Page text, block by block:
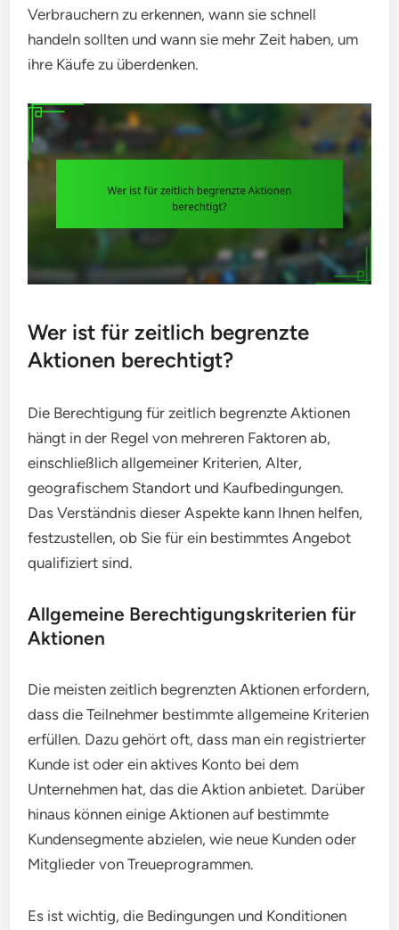
Verbrauchern zu erkennen, wann sie schnell
handeln sollten und wann sie mehr Zeit haben, um
ihre Käufe zu überdenken.
Wer ist für zeitlich begrenzte
Aktionen berechtigt?
Die Berechtigung für zeitlich begrenzte Aktionen
hängt in der Regel von mehreren Faktoren ab,
einschließlich allgemeiner Kriterien, Alter,
geografischem Standort und Kaufbedingungen.
Das Verständnis dieser Aspekte kann Ihnen helfen,
festzustellen, ob Sie für ein bestimmtes Angebot
qualifiziert sind.
Allgemeine Berechtigungskriterien für
Aktionen
Die meisten zeitlich begrenzten Aktionen erfordern,
dass die Teilnehmer bestimmte allgemeine Kriterien
erfüllen. Dazu gehört oft, dass man ein registrierter
Kunde ist oder ein aktives Konto bei dem
Unternehmen hat, das die Aktion anbietet. Darüber
hinaus können einige Aktionen auf bestimmte
Kundensegmente abzielen, wie neue Kunden oder
Mitglieder von Treueprogrammen.
Es ist wichtig, die Bedingungen und Konditionen